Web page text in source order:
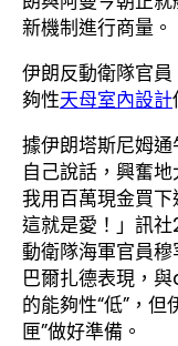
新機制進行商量。
伊朗反動衛隊官
夠性天母室內設計
據伊朗塔斯尼姆
自己說話，興奮
我用百萬現金買下
這就是愛！」訊
動衛隊海軍官員穆
巴爾扎德表現，
的能夠性“低”，
匣”做好準備。